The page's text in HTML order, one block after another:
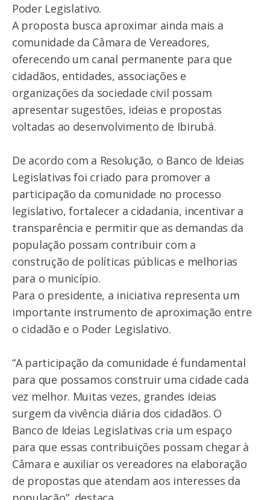
Poder Legislativo.
A proposta busca aproximar ainda mais a
comunidade da Câmara de Vereadores,
oferecendo um canal permanente para que
cidadãos, entidades, associações e
organizações da sociedade civil possam
apresentar sugestões, ideias e propostas
voltadas ao desenvolvimento de Ibirubá.
De acordo com a Resolução, o Banco de Ideias
Legislativas foi criado para promover a
participação da comunidade no processo
legislativo, fortalecer a cidadania, incentivar a
transparência e permitir que as demandas da
população possam contribuir com a
construção de políticas públicas e melhorias
para o município.
Para o presidente, a iniciativa representa um
importante instrumento de aproximação entre
o cidadão e o Poder Legislativo.
“A participação da comunidade é fundamental
para que possamos construir uma cidade cada
vez melhor. Muitas vezes, grandes ideias
surgem da vivência diária dos cidadãos. O
Banco de Ideias Legislativas cria um espaço
para que essas contribuições possam chegar à
Câmara e auxiliar os vereadores na elaboração
de propostas que atendam aos interesses da